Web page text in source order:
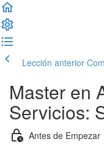
Lección anterior
Master en
Servicios:
Antes de Empezar